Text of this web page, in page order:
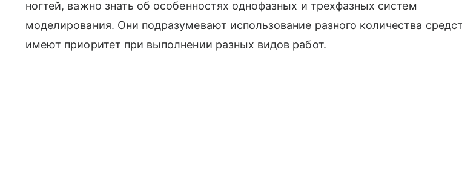
ногтей, важно знать об особенностях однофазных и трехфазных систем
моделирования. Они подразумевают использование разного количества
имеют приоритет при выполнении разных видов работ.